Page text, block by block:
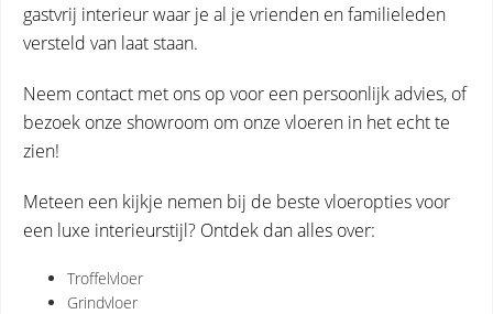
gastvrij interieur waar je al je vrienden en familieleden
versteld van laat staan.
Neem contact met ons op voor een persoonlijk advies, of
bezoek onze showroom om onze vloeren in het echt te
zien!
Meteen een kijkje nemen bij de beste vloeropties voor
een luxe interieurstijl? Ontdek dan alles over:
Troffelvloer
Grindvloer